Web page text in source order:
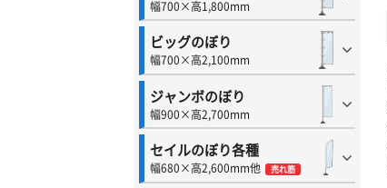
幅700×高1,800mm
ビッグのぼり
幅700×高2,100mm
ジャンボのぼり
幅900×高2,700mm
セイルのぼり各種
幅680×高2,600mm他 売れ筋